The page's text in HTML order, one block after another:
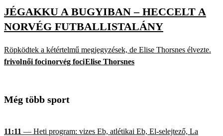
JÉGAKKU A BUGYIBAN – HECCELT A
NORVÉG FUTBALLISTALÁNY
Röpködtek a kétértelmű megjegyzések, de Elise Thorsnes élvezte.
frivolnői focinorvég fociElise Thorsnes
Még több sport
11:11 — Heti program: vizes Eb, atlétikai Eb, El-selejtező, La